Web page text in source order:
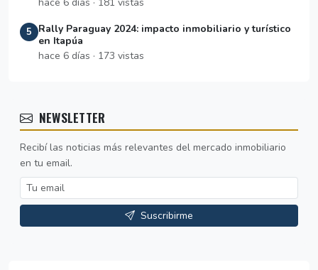
5
Rally Paraguay 2024: impacto inmobiliario y turístico
en Itapúa
hace 6 días · 173 vistas
NEWSLETTER
Recibí las noticias más relevantes del mercado inmobiliario
en tu email.
Suscribirme